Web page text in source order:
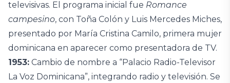
televisivas. El programa inicial fue Romance
campesino, con Toña Colón y Luis Mercedes Miches,
presentado por María Cristina Camilo, primera mujer
dominicana en aparecer como presentadora de TV.
1953: Cambio de nombre a “Palacio Radio-Televisor
La Voz Dominicana”, integrando radio y televisión. Se